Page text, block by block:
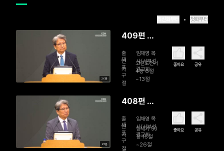
첫화부터
26분
409편 자
출
연
자
임채영 목
사/서부성
결교회
대
표
구
절
고린도전서
4장 6절
~13절
좋아요 공유
25분
408편 끝
이야기
출
연
자
임채영 목
사/서부성
결교회
대
표
구
절
창세기 50
장 15절
~26절
좋아요 공유